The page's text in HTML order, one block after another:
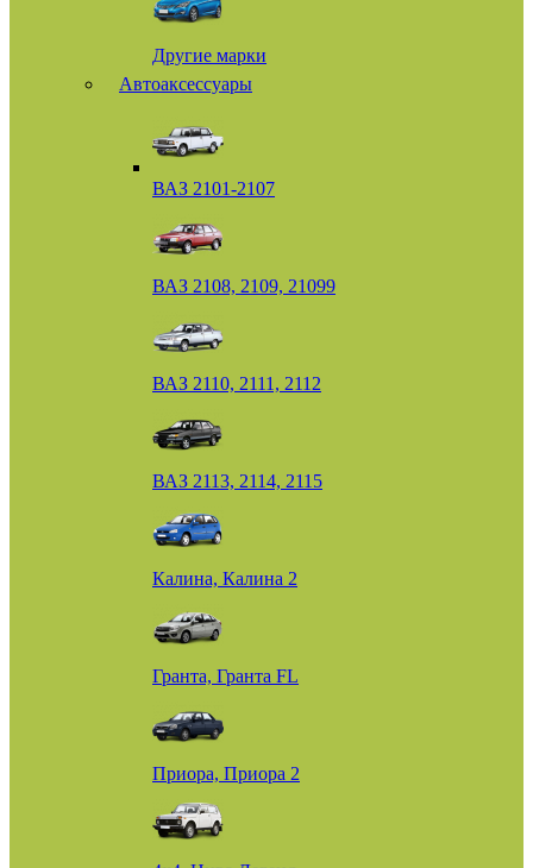
Другие марки
Автоаксессуары
ВАЗ 2101-2107
ВАЗ 2108, 2109, 21099
ВАЗ 2110, 2111, 2112
ВАЗ 2113, 2114, 2115
Калина, Калина 2
Гранта, Гранта FL
Приора, Приора 2